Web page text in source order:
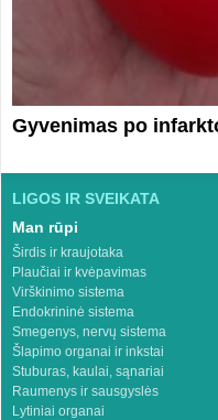
Gyvenimas po
LIGOS IR SVEIKATA
Man rūpi
Širdis ir kraujotaka
Plaučiai ir kvėpavimas
Virškinimo sistema
Endokrininė sistema
Smegenys, nervų sistema
Šlapimo organai ir inkstai
Stuburas, kaulai, sąnariai
Raumenys ir sausgyslės
Lytiniai organai